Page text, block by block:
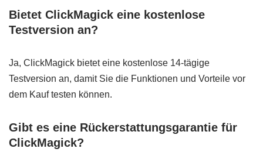
Bietet ClickMagick eine kostenlose
Testversion an?
Ja, ClickMagick bietet eine kostenlose 14-tägige
Testversion an, damit Sie die Funktionen und Vorteile vor
dem Kauf testen können.
Gibt es eine Rückerstattungsgarantie für
ClickMagick?